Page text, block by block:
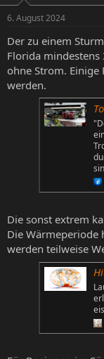
6. August 2024
Der zu einem
Florida
ohne Strom.
werden.
Die sonst extrem
Die Wärmeperiode
werden teilweise